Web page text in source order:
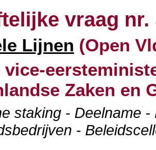
vraag nr.
Lijnen (Open
vice-
Zaken en
staking - Deelname
-